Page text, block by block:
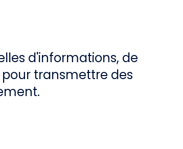
d'informations, de
transmettre des